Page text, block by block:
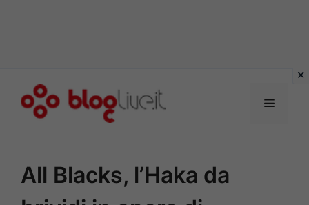
Menu
All Blacks, l’Haka da